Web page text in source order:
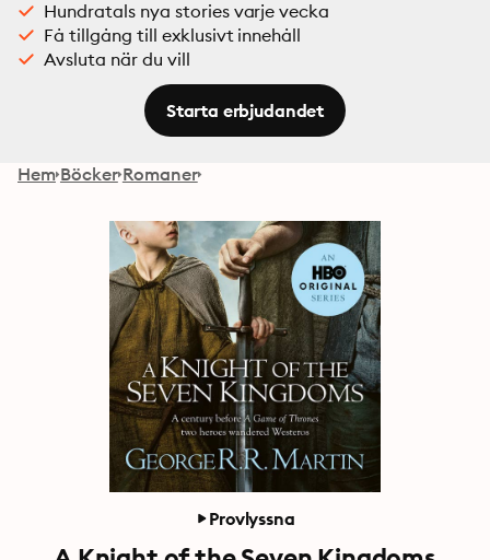
Hundratals nya stories varje vecka
Få tillgång till exklusivt innehåll
Avsluta när du vill
Starta erbjudandet
Hem Böcker Romaner
Provlyssna